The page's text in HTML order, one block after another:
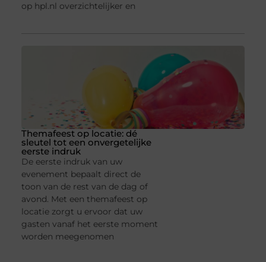
op hpl.nl overzichtelijker en
Themafeest op locatie: dé
sleutel tot een onvergetelijke
eerste indruk
De eerste indruk van uw
evenement bepaalt direct de
toon van de rest van de dag of
avond. Met een themafeest op
locatie zorgt u ervoor dat uw
gasten vanaf het eerste moment
worden meegenomen